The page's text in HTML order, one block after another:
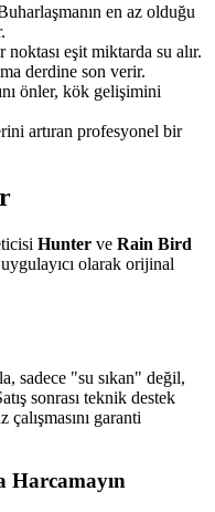
en az olduğu
noktası eşit miktarda su alır.
derdine son verir.
önler, kök gelişimini
artıran profesyonel bir
Hunter ve Rain Bird
olarak orijinal
sadece "su sıkan" değil,
sonrası teknik destek
garanti
Harcamayın